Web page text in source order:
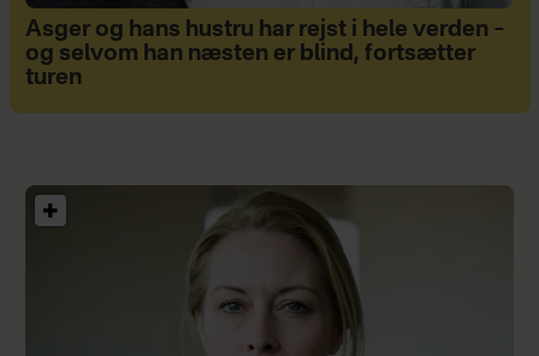
Asger og hans hustru har rejst i hele verden –
og selvom han næsten er blind, fortsætter
turen